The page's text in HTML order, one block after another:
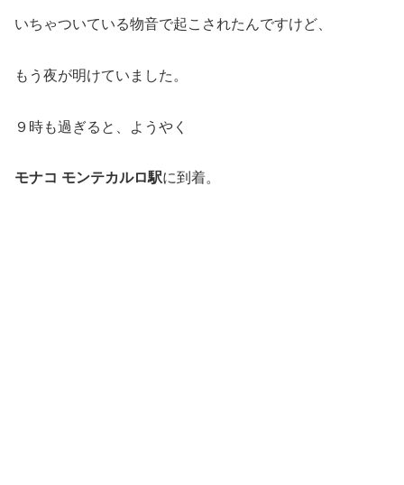
いちゃついている物音で起こされたんですけど、
もう夜が明けていました。
９時も過ぎると、ようやく
モナコ モンテカルロ駅に到着。